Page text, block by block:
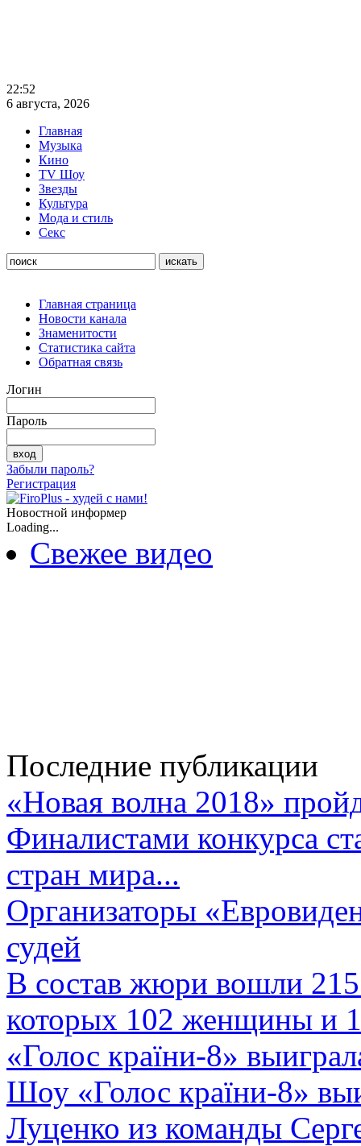
22:52
6 августа, 2026
Главная
Музыка
Кино
TV Шоу
Звезды
Культура
Мода и стиль
Секс
Главная страница
Новости канала
Знаменитости
Статистика сайта
Обратная связь
Логин
Пароль
Забыли пароль?
Регистрация
Новостной информер
Loading...
Свежее видео
Последние публикации
«Новая волна 2018»
Финалистами конкурса
стран мира...
Организаторы
судей
В состав жюри вошли 215
которых 102 женщины и
«Голос країни-8»
Шоу «Голос країни-8»
Луценко из команды